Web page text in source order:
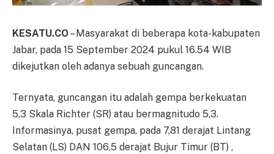
KESATU.CO– Masyarakat di beberapa kota-kabupaten
Jabar, pada 15 September 2024 pukul 16.54 WIB
dikejutkan oleh adanya sebuah guncangan.
Ternyata, guncangan itu adalah gempa berkekuatan
5,3 Skala Richter (SR) atau bermagnitudo 5,3.
Informasinya, pusat gempa, pada 7,81 derajat Lintang
Selatan (LS) DAN 106,5 derajat Bujur Timur (BT) ,